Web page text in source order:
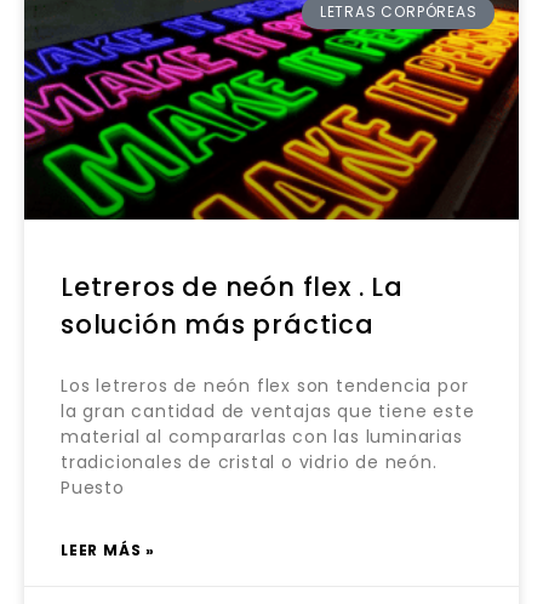
LETRAS CORPÓREAS
Letreros de neón flex . La
solución más práctica
Los letreros de neón flex son tendencia por
la gran cantidad de ventajas que tiene este
material al compararlas con las luminarias
tradicionales de cristal o vidrio de neón.
Puesto
LEER MÁS »